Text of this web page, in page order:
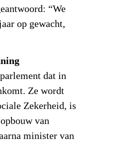
“We
op gewacht,
dat in
Ze wordt
Zekerheid, is
van
minister van